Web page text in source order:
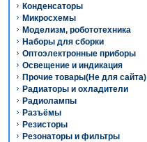
Конденсаторы
Микросхемы
Моделизм, робототехника
Наборы для сборки
Оптоэлектронные приборы
Освещение и индикация
Прочие товары(Не для сайта)
Радиаторы и охладители
Радиолампы
Разъёмы
Резисторы
Резонаторы и фильтры